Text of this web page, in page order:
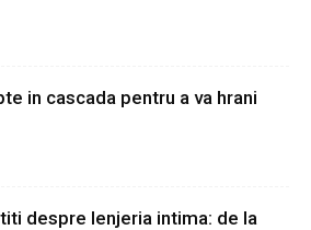
in cascada pentru a va hrani
despre lenjeria intima: de la